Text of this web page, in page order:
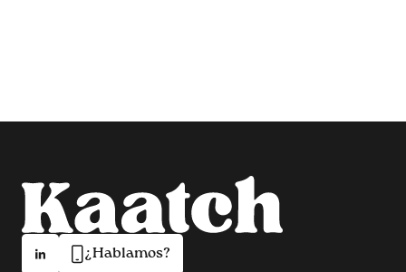
¿Hablamos?